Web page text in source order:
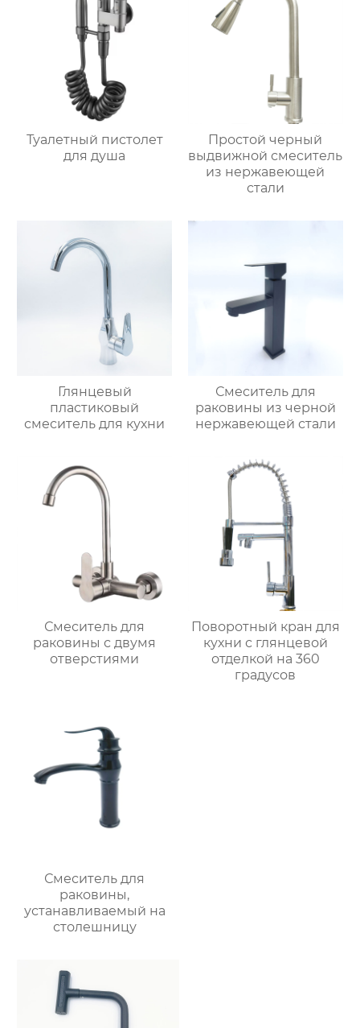
Туалетный пистолет
для душа
Простой черный
выдвижной смеситель
из нержавеющей
стали
Глянцевый
пластиковый
смеситель для кухни
Смеситель для
раковины из черной
нержавеющей стали
Смеситель для
раковины с двумя
отверстиями
Поворотный кран для
кухни с глянцевой
отделкой на 360
градусов
Смеситель для
раковины,
устанавливаемый на
столешницу